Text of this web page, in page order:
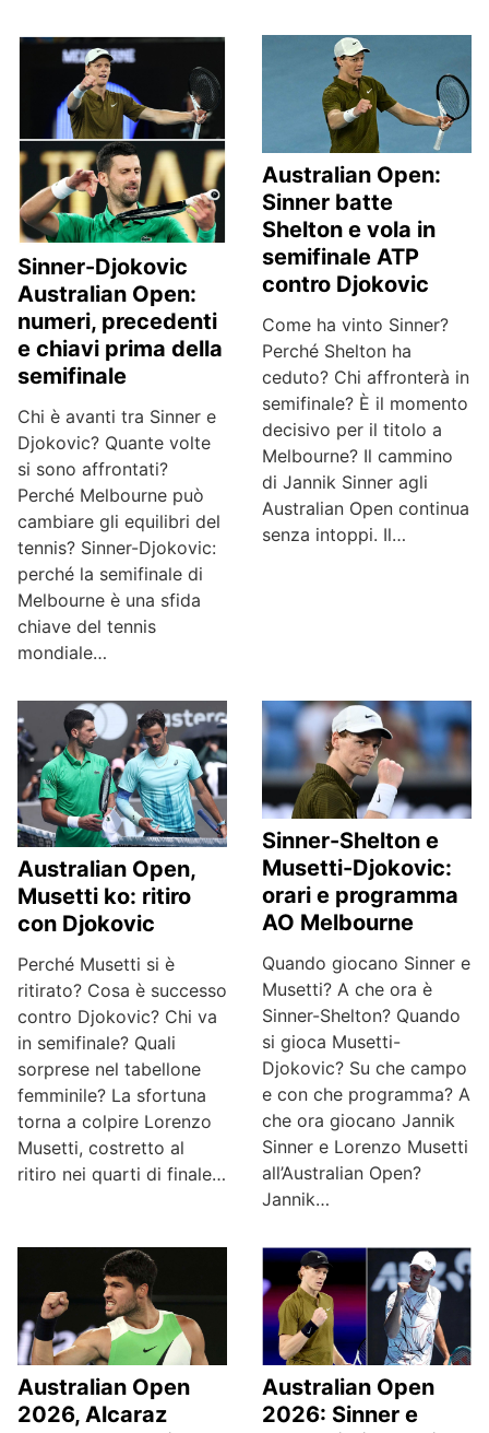
Sinner-Djokovic
Australian Open:
numeri, precedenti
e chiavi prima della
semifinale
Chi è avanti tra Sinner e
Djokovic? Quante volte
si sono affrontati?
Perché Melbourne può
cambiare gli equilibri del
tennis? Sinner-Djokovic:
perché la semifinale di
Melbourne è una sfida
chiave del tennis
mondiale…
Australian Open:
Sinner batte
Shelton e vola in
semifinale ATP
contro Djokovic
Come ha vinto Sinner?
Perché Shelton ha
ceduto? Chi affronterà in
semifinale? È il momento
decisivo per il titolo a
Melbourne? Il cammino
di Jannik Sinner agli
Australian Open continua
senza intoppi. Il…
Australian Open,
Musetti ko: ritiro
con Djokovic
Perché Musetti si è
ritirato? Cosa è successo
contro Djokovic? Chi va
in semifinale? Quali
sorprese nel tabellone
femminile? La sfortuna
torna a colpire Lorenzo
Musetti, costretto al
ritiro nei quarti di finale…
Sinner-Shelton e
Musetti-Djokovic:
orari e programma
AO Melbourne
Quando giocano Sinner e
Musetti? A che ora è
Sinner-Shelton? Quando
si gioca Musetti-
Djokovic? Su che campo
e con che programma? A
che ora giocano Jannik
Sinner e Lorenzo Musetti
all’Australian Open?
Jannik…
Australian Open
2026, Alcaraz
Australian Open
2026: Sinner e